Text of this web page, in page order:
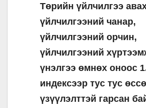
Төрийн үйлчилгээ
үйлчилгээний чанар,
үйлчилгээний орчин,
үйлчилгээний
үнэлгээ өмнөх оноос
индексээр тус тус
үзүүлэлттэй гарсан